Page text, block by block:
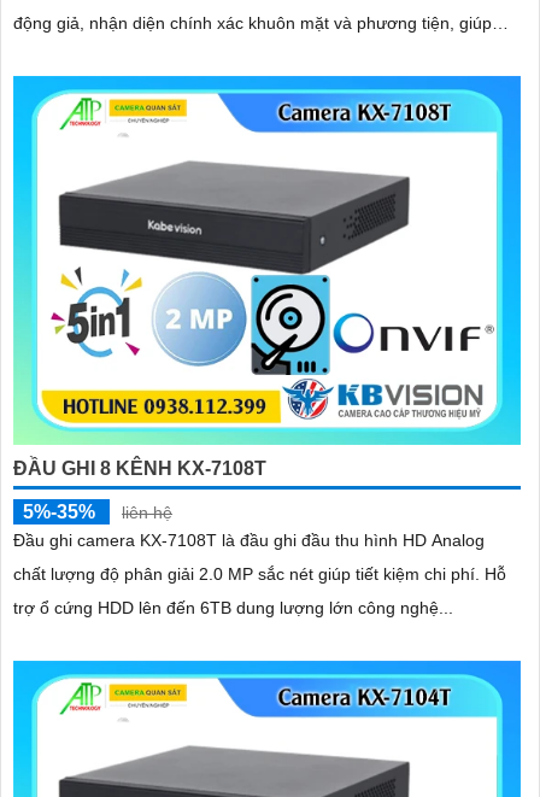
động giả, nhận diện chính xác khuôn mặt và phương tiện, giúp
ĐẦU GHI 8 KÊNH KX-7108T
5%-35%
liên hệ
Đầu ghi camera KX-7108T là đầu ghi đầu thu hình HD Analog
chất lượng độ phân giải 2.0 MP sắc nét giúp tiết kiệm chi phí. Hỗ
trợ ổ cứng HDD lên đến 6TB dung lượng lớn công nghệ...